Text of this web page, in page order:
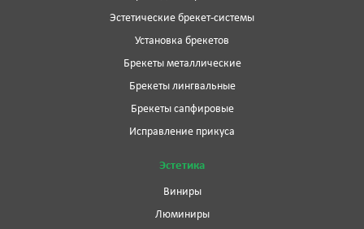
Эстетические брекет-системы
Установка брекетов
Брекеты металлические
Брекеты лингвальные
Брекеты сапфировые
Исправление прикуса
Эстетика
Виниры
Люминиры